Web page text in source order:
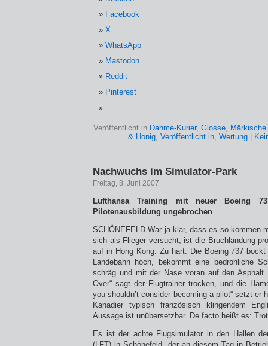
Facebook
X
WhatsApp
Mastodon
Reddit
Pinterest
Veröffentlicht in Dahme-Kurier, Glosse,
& Honig, Veröffentlicht in, Wertung|
Nachwuchs im Simulator-Park
Freitag, 8. Juni 2007
Lufthansa Training mit neuer Boeing
Pilotenausbildung ungebrochen
SCHÖNEFELD War ja klar, dass es so kommen
sich als Flieger versucht, ist die Bruchlandung
auf in Hong Kong. Zu hart. Die Boeing 737
Landebahn hoch, bekommt eine bedrohliche
schräg und mit der Nase voran auf den
Over“ sagt der Flugtrainer trocken, und die
you shouldn’t consider becoming a pilot“ setzt er
Kanadier typisch französisch klingendem
Aussage ist unübersetzbar. De facto heißt es:
Es ist der achte Flugsimulator in den Hallen